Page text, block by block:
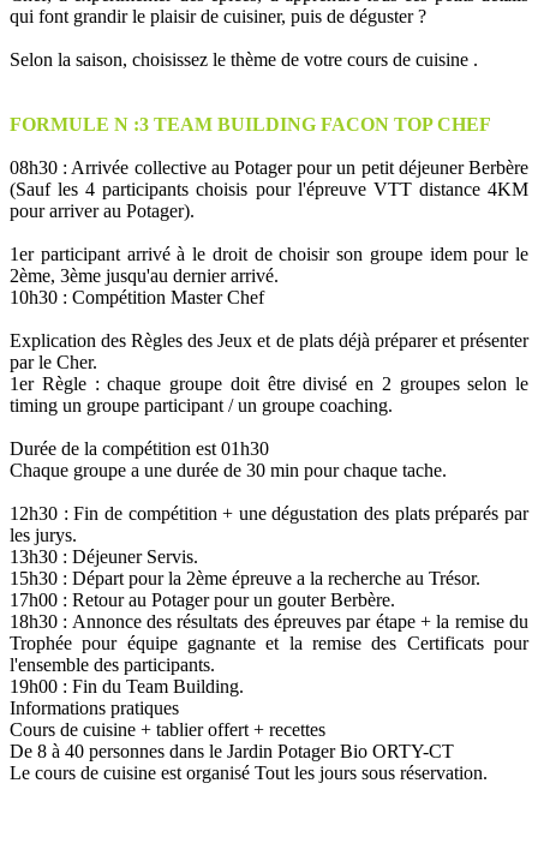
qui font grandir le plaisir de cuisiner, puis de déguster ?
Selon la saison, choisissez le thème de votre cours de cuisine .
FORMULE N :3 TEAM BUILDING FACON TOP CHEF
08h30 : Arrivée collective au Potager pour un petit déjeuner Berbère
(Sauf les 4 participants choisis pour l'épreuve VTT distance 4KM
pour arriver au Potager).
1er participant arrivé à le droit de choisir son groupe idem pour le
2ème, 3ème jusqu'au dernier arrivé.
10h30 : Compétition Master Chef
Explication des Règles des Jeux et de plats déjà préparer et présenter
par le Cher.
1er Règle : chaque groupe doit être divisé en 2 groupes selon le
timing un groupe participant / un groupe coaching.
Durée de la compétition est 01h30
Chaque groupe a une durée de 30 min pour chaque tache.
12h30 : Fin de compétition + une dégustation des plats préparés par
les jurys.
13h30 : Déjeuner Servis.
15h30 : Départ pour la 2ème épreuve a la recherche au Trésor.
17h00 : Retour au Potager pour un gouter Berbère.
18h30 : Annonce des résultats des épreuves par étape + la remise du
Trophée pour équipe gagnante et la remise des Certificats pour
l'ensemble des participants.
19h00 : Fin du Team Building.
Informations pratiques
Cours de cuisine + tablier offert + recettes
De 8 à 40 personnes dans le Jardin Potager Bio ORTY-CT
Le cours de cuisine est organisé Tout les jours sous réservation.